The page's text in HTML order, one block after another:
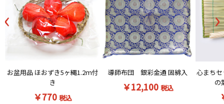
‹
お盆用品 ほおずき5ヶ縄1.2ｍ付
き
￥770 税込
導師布団 銀彩金通 固綿入
￥12,100 税込
心まち
の
›